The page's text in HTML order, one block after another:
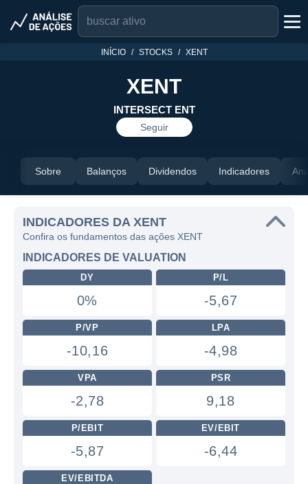
INÍCIO STOCKS XENT
XENT
INTERSECT ENT
Seguir
Sobre Balanços Dividendos Indicadores
INDICADORES DA XENT
Confira os fundamentos das ações XENT
INDICADORES DE VALUATION
DY
0%
P/L
-5,67
P/VP
-10,16
LPA
-4,98
VPA
-2,78
PSR
9,18
P/EBIT
-5,87
EV/EBIT
-6,44
EV/EBITDA